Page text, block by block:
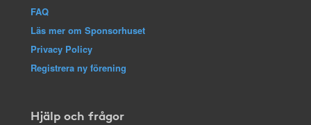
FAQ
Läs mer om Sponsorhuset
Privacy Policy
Registrera ny förening
Hjälp och frågor